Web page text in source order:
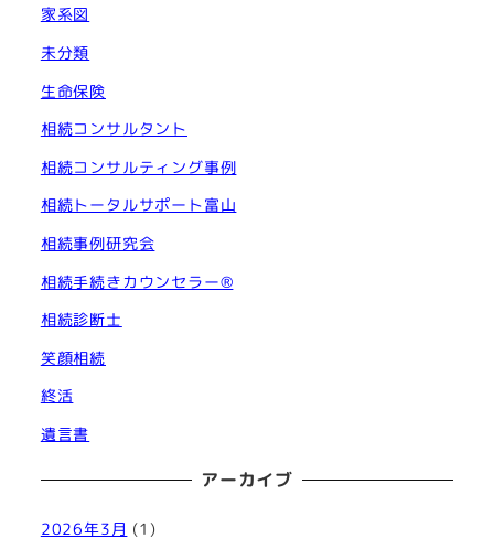
家系図
未分類
生命保険
相続コンサルタント
相続コンサルティング事例
相続トータルサポート富山
相続事例研究会
相続手続きカウンセラー®︎
相続診断士
笑顔相続
終活
遺言書
アーカイブ
2026年3月 (1)